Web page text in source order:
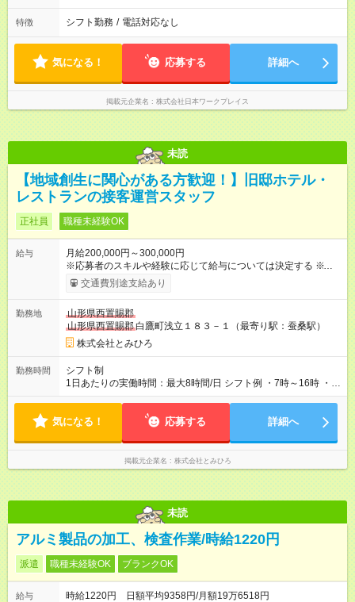
特徴 シフト勤務 / 電話対応なし
気になる！ 応募する 詳細へ
掲載元企業名 株式会社日本ワークプレイス
未読
【地域創生に関心がある方歓迎！】旧邸ホテル・
レストランの接客運営スタッフ
正社員 職種未経験OK
給与
月給200,000円～300,000円
※応募者のスキルや経験に応じて給与については決定する ※交通
費は別途支給 ※業務によりその他当直が必要な場合は当直手当
あり 【試用期間】試用期間なし
交通費別途支給あり
勤務地
山形県西置賜郡
山形県西置賜郡 白鷹町浅立１８３－１（最寄り駅：蚕桑駅）
株式会社とみひろ
勤務時間
シフト制
1日あたりの実働時間：最大8時間/日 シフト例 ・7時～16時 ・
13時～22時 1日あたりの実働時間：8時間 実働8時間、休憩1時
気になる！ 応募する 詳細へ
掲載元企業名 株式会社とみひろ
未読
アルミ製品の加工、検査作業/時給1220円
派遣 職種未経験OK ブランクOK
給与
時給1220円 日額平均9358円/月額19万6518円